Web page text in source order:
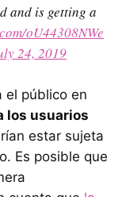
and is getting a
oU44308NWe
24, 2019
el público en
los usuarios
estar sujeta
Es posible que